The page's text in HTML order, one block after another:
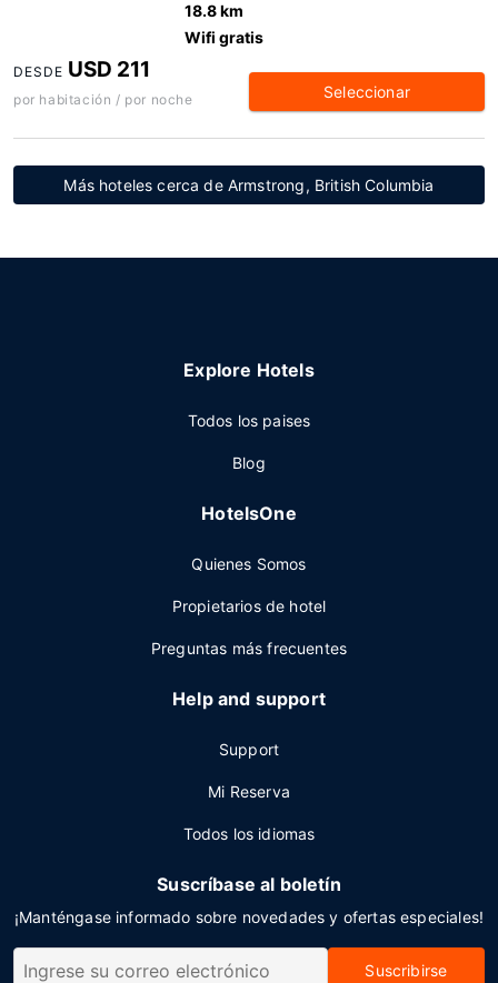
18.8 km
Wifi gratis
DESDE USD 211
por habitación / por noche Seleccionar
Más hoteles cerca de Armstrong, British Columbia
Explore Hotels
Todos los paises
Blog
HotelsOne
Quienes Somos
Propietarios de hotel
Preguntas más frecuentes
Help and support
Support
Mi Reserva
Todos los idiomas
Suscríbase al boletín
¡Manténgase informado sobre novedades y ofertas especiales!
Suscribirse